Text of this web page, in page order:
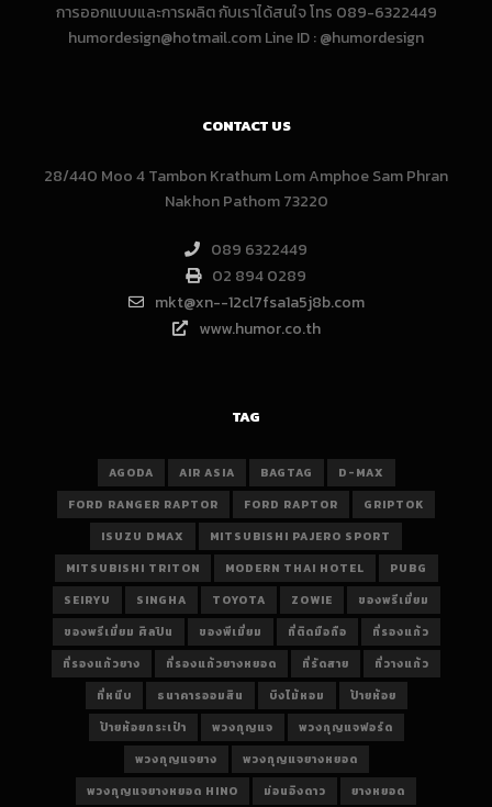
การออกแบบและการผลิต กับเราได้สนใจ โทร 089-6322449
humordesign@hotmail.com Line ID : @humordesign
CONTACT US
28/440 Moo 4 Tambon Krathum Lom Amphoe Sam Phran
Nakhon Pathom 73220
089 6322449
02 894 0289
mkt@xn--12cl7fsa1a5j8b.com
www.humor.co.th
TAG
AGODA AIR ASIA BAGTAG
D-MAX
FORD RANGER RAPTOR
FORD RAPTOR
GRIPTOK
ISUZU DMAX
MITSUBISHI PAJERO SPORT
MITSUBISHI TRITON
MODERN THAI HOTEL
PUBG
SEIRYU
SINGHA TOYOTA ZOWIE
ของพรีเมี่ยม
ของพรีเมี่ยม ศิลปิน
ของพีเมี่ยม ที่ติดมือถือ
ที่รองแก้ว
ที่รองแก้วยาง
ที่รองแก้วยางหยอด ที่รัดสาย
ที่วางแก้ว
ที่หนีบ
ธนาคารออมสิน บึงไม้หอม
ป้ายห้อย
ป้ายห้อยกระเป๋า
พวงกุญแจ
พวงกุญแจฟอร์ด
พวงกุญแจยาง
พวงกุญแจยางหยอด
พวงกุญแจยางหยอด HINO
ม่อนอิงดาว ยางหยอด